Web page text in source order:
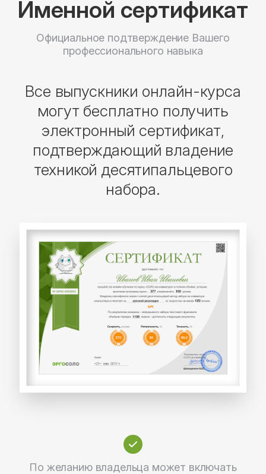
Именной сертификат
Официальное подтверждение Вашего
профессионального навыка
Все выпускники онлайн-курса
могут бесплатно получить
электронный сертификат,
подтверждающий владение
техникой десятипальцевого
набора.
По желанию владельца может включать